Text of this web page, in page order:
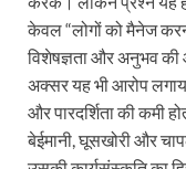
केवल “लोगों को मैनेज
विशेषज्ञता और अनुभव
अक्सर यह भी आरोप
और पारदर्शिता की कमी
बेईमानी, घूसखोरी और